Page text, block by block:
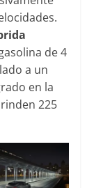
de 4
a un
en la
225